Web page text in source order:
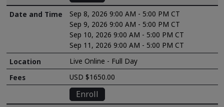
Sep 8, 2026 9:00 AM - 5:00 PM CT
Sep 9, 2026 9:00 AM - 5:00 PM CT
Sep 10, 2026 9:00 AM - 5:00 PM CT
Sep 11, 2026 9:00 AM - 5:00 PM CT
Live Online - Full Day
USD $1650.00
Enroll